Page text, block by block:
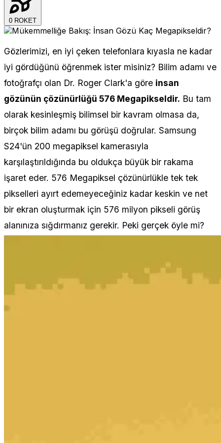
0 ROKET
Gözlerimizi, en iyi çeken telefonlara kıyasla ne kadar
iyi gördüğünü öğrenmek ister misiniz? Bilim adamı ve
fotoğrafçı olan Dr. Roger Clark'a göre insan
gözünün çözünürlüğü 576 Megapikseldir. Bu tam
olarak kesinleşmiş bilimsel bir kavram olmasa da,
birçok bilim adamı bu görüşü doğrular. Samsung
S24'ün 200 megapiksel kamerasıyla
karşılaştırıldığında bu oldukça büyük bir rakama
işaret eder. 576 Megapiksel çözünürlükle tek tek
pikselleri ayırt edemeyeceğiniz kadar keskin ve net
bir ekran oluşturmak için 576 milyon pikseli görüş
alanınıza sığdırmanız gerekir. Peki gerçek öyle mi?